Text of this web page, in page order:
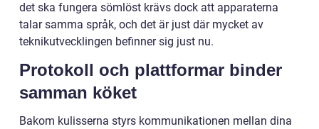
det ska fungera sömlöst krävs dock att apparaterna
talar samma språk, och det är just där mycket av
teknikutvecklingen befinner sig just nu.
Protokoll och plattformar binder
samman köket
Bakom kulisserna styrs kommunikationen mellan dina